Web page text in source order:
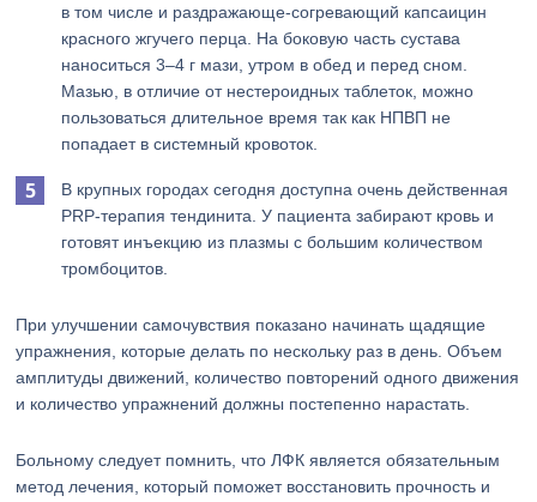
в том числе и раздражающе-согревающий капсаицин
красного жгучего перца. На боковую часть сустава
наноситься 3–4 г мази, утром в обед и перед сном.
Мазью, в отличие от нестероидных таблеток, можно
пользоваться длительное время так как НПВП не
попадает в системный кровоток.
В крупных городах сегодня доступна очень действенная
PRP-терапия тендинита. У пациента забирают кровь и
готовят инъекцию из плазмы с большим количеством
тромбоцитов.
При улучшении самочувствия показано начинать щадящие
упражнения, которые делать по нескольку раз в день. Объем
амплитуды движений, количество повторений одного движения
и количество упражнений должны постепенно нарастать.
Больному следует помнить, что ЛФК является обязательным
метод лечения, который поможет восстановить прочность и